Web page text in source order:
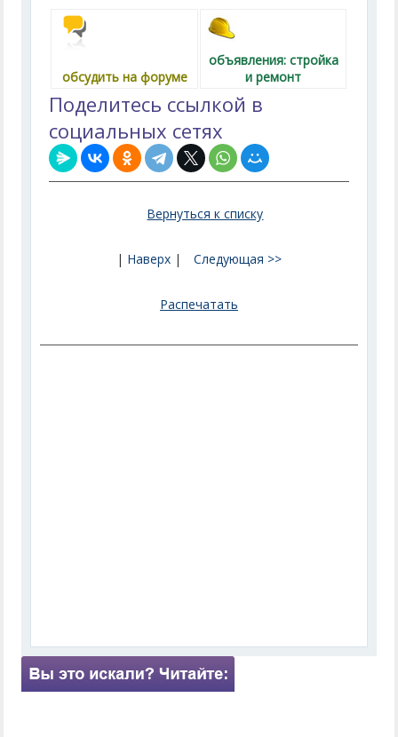
обсудить на форуме
объявления: стройка
и ремонт
Поделитесь ссылкой в
социальных сетях
Вернуться к списку
| Наверх| Следующая >>
Распечатать